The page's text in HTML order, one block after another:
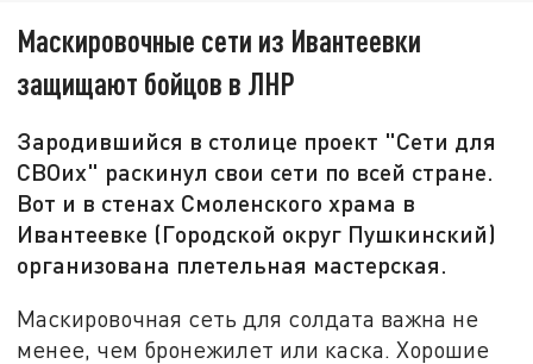
Маскировочные сети из Ивантеевки
защищают бойцов в ЛНР
Зародившийся в столице проект "Сети для
СВОих" раскинул свои сети по всей стране.
Вот и в стенах Смоленского храма в
Ивантеевке (Городской округ Пушкинский)
организована плетельная мастерская.
Маскировочная сеть для солдата важна не
менее, чем бронежилет или каска. Хорошие